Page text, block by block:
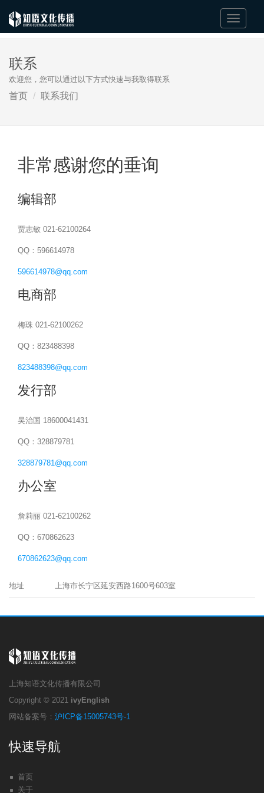
Switch
Nav
联系
欢迎您，您可以通过以下方式快速与我取得联系
首页 联系我们
非常感谢您的垂询
编辑部
贾志敏 021-62100264
QQ：596614978
596614978@qq.com
电商部
梅珠 021-62100262
QQ：823488398
823488398@qq.com
发行部
吴治国 18600041431
QQ：328879781
328879781@qq.com
办公室
詹莉丽 021-62100262
QQ：670862623
670862623@qq.com
地址 上海市长宁区延安西路1600号603室
上海知语文化传播有限公司
Copyright © 2021 ivyEnglish
网站备案号： 沪ICP备15005743号-1
快速导航
首页
关于